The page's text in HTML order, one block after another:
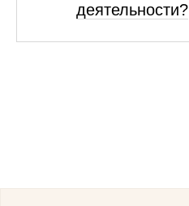
деятельности?